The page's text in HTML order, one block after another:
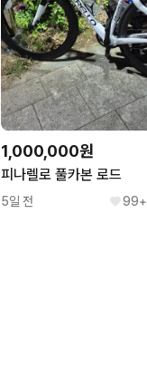
1,000,000원
피나렐로 풀카본 로드
5일 전 99+